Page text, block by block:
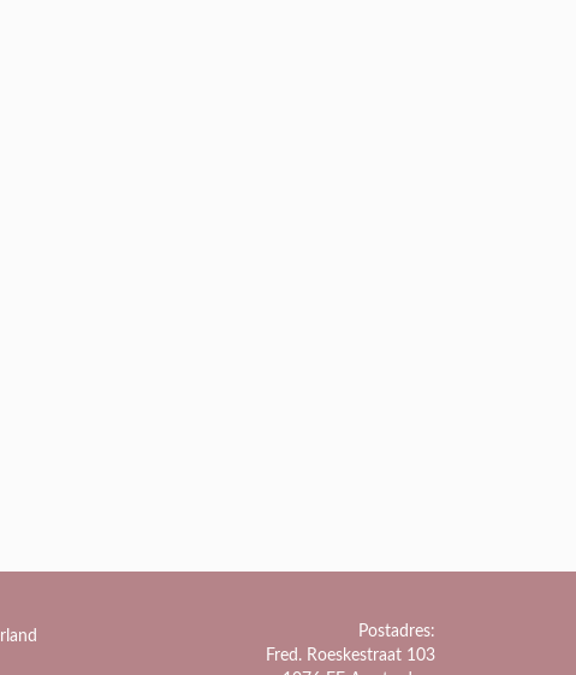
Postadres:
Fred. Roeskestraat 103